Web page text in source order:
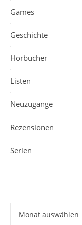
Games
Geschichte
Hörbücher
Listen
Neuzugänge
Rezensionen
Serien